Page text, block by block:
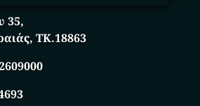
35,
ΤΚ.18863